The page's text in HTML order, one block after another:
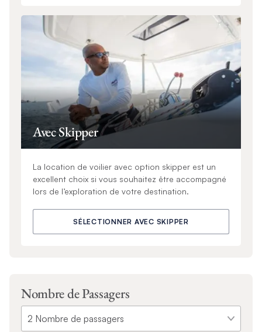
Avec Skipper
La location de voilier avec option skipper est un
excellent choix si vous souhaitez être accompagné
lors de l’exploration de votre destination.
SÉLECTIONNER AVEC SKIPPER
Nombre de Passagers